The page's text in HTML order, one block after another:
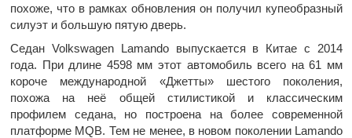
похоже, что в рамках обновления он получил купеобразный
силуэт и большую пятую дверь.
Седан Volkswagen Lamando выпускается в Китае с 2014
года. При длине 4598 мм этот автомобиль всего на 61 мм
короче международной «Джетты» шестого поколения,
похожа на неё общей стилистикой и классическим
профилем седана, но построена на более современной
платформе MQB. Тем не менее, в новом поколении Lamando